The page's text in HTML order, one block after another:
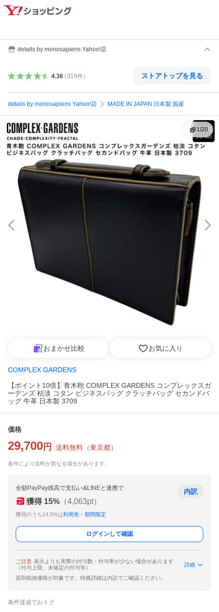
details by monosapiens Yahoo!店
4.36（319件） ストアトップを見る
details by monosapiens Yahoo!店 MADE IN JAPAN 日本製 国産
1/20
おまかせ比較 お気に入り
COMPLEX GARDENS
【ポイント10倍】青木鞄 COMPLEX GARDENS コンプレックスガ
ーデンズ 枯淡 コタン ビジネスバッグ クラッチバッグ セカンドバ
ッグ 牛革 日本製 3709
価格
29,700 円 送料無料 （東京都）
条件により送料が異なる場合があります。
全額PayPay残高で支払い&LINEと連携で
獲得 15% （4,063pt）
獲得のうち14.5%は利用先・期間限定
内訳
ログインして確認
ご注意 表示よりも実際の付与数・付与率が少ない場合があります
（付与上限、未確定の付与等）
詳細
原則税抜価格が対象です。特典詳細は内訳でご確認ください。
条件達成でおトク